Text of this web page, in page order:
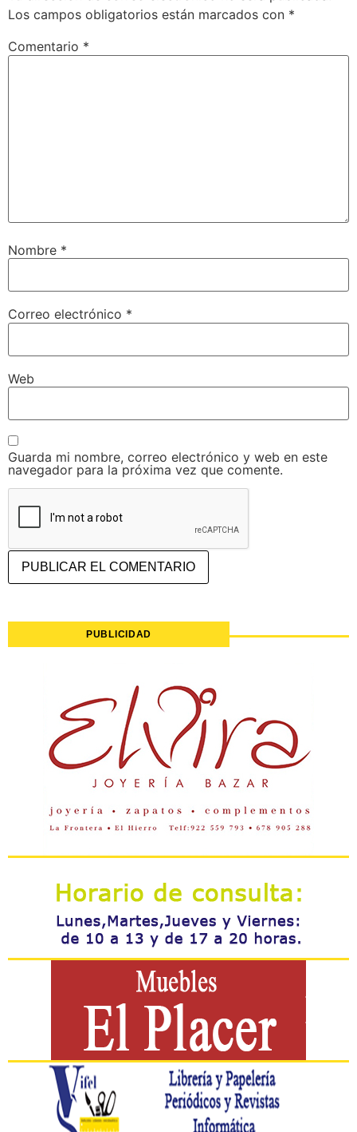
Los campos obligatorios están marcados con *
Comentario *
Nombre *
Correo electrónico *
Web
Guarda mi nombre, correo electrónico y web en este
navegador para la próxima vez que comente.
PUBLICIDAD